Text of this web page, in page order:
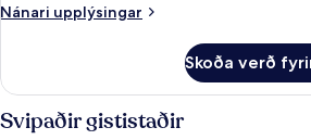
Nánari upplýsingar
Nánari
fyrir
fjóra
Skoða verð
Svipaðir gististaðir